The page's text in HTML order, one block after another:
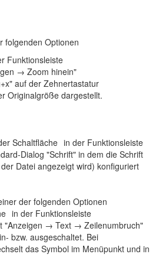
folgenden Optionen
Funktionsleiste
→ Zoom hinein"
auf der Zehnertastatur
Originalgröße dargestellt.
Schaltfläche in der Funktionsleiste
Dialog "Schrift" in dem die Schrift
Datei angezeigt wird) konfiguriert
der folgenden Optionen
in der Funktionsleiste
"Anzeigen → Text → Zeilenumbruch"
bzw. ausgeschaltet. Bei
das Symbol im Menüpunkt und in